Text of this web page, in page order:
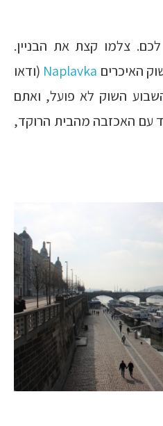
צלמו קצת את הבניין.
האיכרים Naplavka (ודאו
השוק לא פועל, ואתם
עם האכזבה מהבית הרוקד,